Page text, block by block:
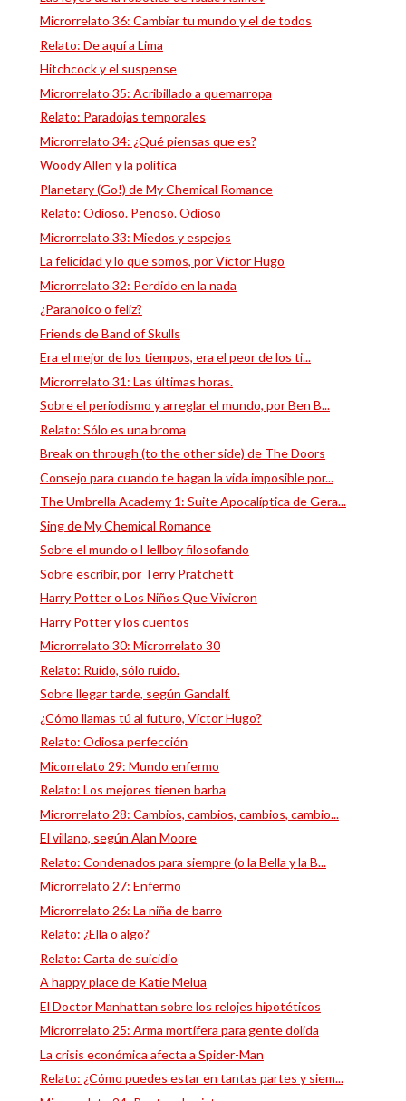
Microrrelato 36: Cambiar tu mundo y el de todos
Relato: De aquí a Lima
Hitchcock y el suspense
Microrrelato 35: Acribillado a quemarropa
Relato: Paradojas temporales
Microrrelato 34: ¿Qué piensas que es?
Woody Allen y la política
Planetary (Go!) de My Chemical Romance
Relato: Odioso. Penoso. Odioso
Microrrelato 33: Miedos y espejos
La felicidad y lo que somos, por Víctor Hugo
Microrrelato 32: Perdido en la nada
¿Paranoico o feliz?
Friends de Band of Skulls
Era el mejor de los tiempos, era el peor de los ti...
Microrrelato 31: Las últimas horas.
Sobre el periodismo y arreglar el mundo, por Ben B...
Relato: Sólo es una broma
Break on through (to the other side) de The Doors
Consejo para cuando te hagan la vida imposible por...
The Umbrella Academy 1: Suite Apocalíptica de Gera...
Sing de My Chemical Romance
Sobre el mundo o Hellboy filosofando
Sobre escribir, por Terry Pratchett
Harry Potter o Los Niños Que Vivieron
Harry Potter y los cuentos
Microrrelato 30: Microrrelato 30
Relato: Ruido, sólo ruido.
Sobre llegar tarde, según Gandalf.
¿Cómo llamas tú al futuro, Víctor Hugo?
Relato: Odiosa perfección
Micorrelato 29: Mundo enfermo
Relato: Los mejores tienen barba
Microrrelato 28: Cambios, cambios, cambios, cambio...
El villano, según Alan Moore
Relato: Condenados para siempre (o la Bella y la B...
Microrrelato 27: Enfermo
Microrrelato 26: La niña de barro
Relato: ¿Ella o algo?
Relato: Carta de suicidio
A happy place de Katie Melua
El Doctor Manhattan sobre los relojes hipotéticos
Microrrelato 25: Arma mortífera para gente dolida
La crisis económica afecta a Spider-Man
Relato: ¿Cómo puedes estar en tantas partes y siem...